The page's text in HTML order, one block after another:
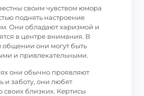
своим чувством юмора
поднять настроение
Они обладают харизмой и
в центре внимания. В
общении они могут быть
и привлекательными.
они обычно проявляют
и заботу, они любят
своих близких. Кертисы